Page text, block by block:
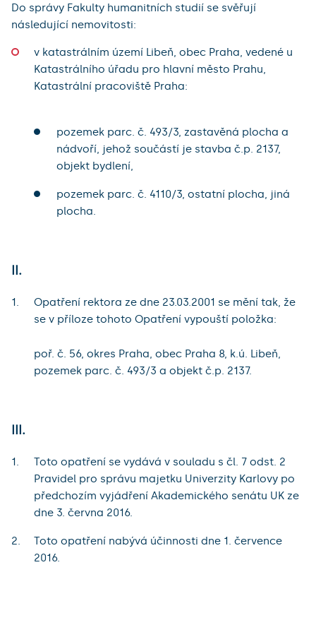
Do správy Fakulty humanitních studií se svěřují
následující nemovitosti:
v katastrálním území Libeň, obec Praha, vedené u
Katastrálního úřadu pro hlavní město Prahu,
Katastrální pracoviště Praha:
pozemek parc. č. 493/3, zastavěná plocha a
nádvoří, jehož součástí je stavba č.p. 2137,
objekt bydlení,
pozemek parc. č. 4110/3, ostatní plocha, jiná
plocha.
II.
Opatření rektora ze dne 23.03.2001 se mění tak, že
se v příloze tohoto Opatření vypouští položka:
poř. č. 56, okres Praha, obec Praha 8, k.ú. Libeň,
pozemek parc. č. 493/3 a objekt č.p. 2137.
III.
Toto opatření se vydává v souladu s čl. 7 odst. 2
Pravidel pro správu majetku Univerzity Karlovy po
předchozím vyjádření Akademického senátu UK ze
dne 3. června 2016.
Toto opatření nabývá účinnosti dne 1. července
2016.